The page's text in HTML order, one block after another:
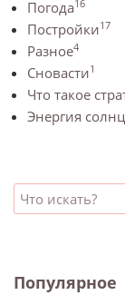
Погода16
Постройки17
Разное4
Сновасти1
Что такое
Энергия
Популярное